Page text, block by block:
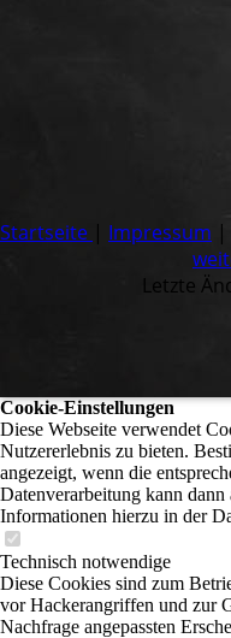
Startseite | Impressum |
Letzte
Cookie-Einstellungen
Diese Webseite verwendet
Nutzererlebnis zu bieten.
angezeigt, wenn die
Datenverarbeitung kann
Informationen hierzu in der
Technisch notwendige
Diese Cookies sind zum
vor Hackerangriffen und zur
Nachfrage angepassten